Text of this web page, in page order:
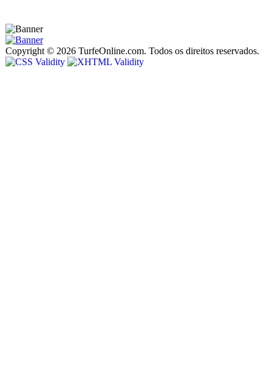
Copyright © 2026 TurfeOnline.com. Todos os direitos reservados.